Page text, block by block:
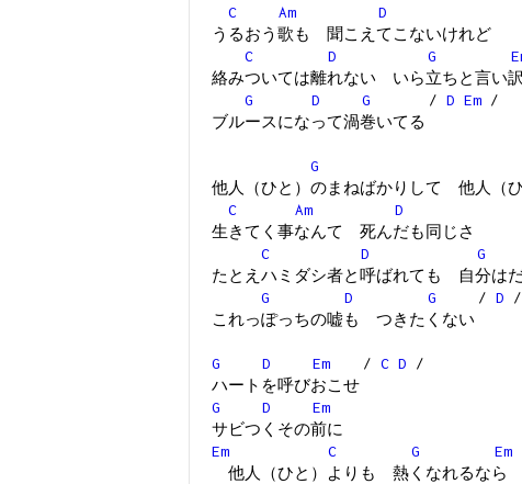
C
Am
D
うるおう歌も 聞こえてこないけれど
C
D G
絡みついては離れない いら立ちと言い訳
G
D G / D Em /
ブルースになって渦巻いてる
G
他人（ひと）のまねばかりして 他人（
C
Am
D
生きてく事なんて 死んだも同じさ
C
D G
たとえハミダシ者と呼ばれても 自分は
G
D G / D /
これっぽっちの嘘も つきたくない
G D Em / C D /
ハートを呼びおこせ
G
D
Em
サビつくその前に
Em
C G
Em
他人（ひと）よりも 熱くなれるなら